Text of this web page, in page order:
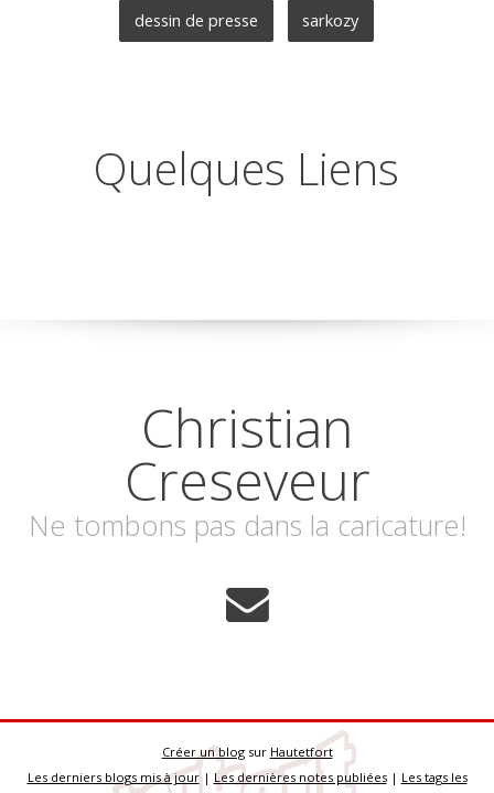
dessin de presse sarkozy
Quelques Liens
Christian
Creseveur
Ne tombons pas dans la caricature!
Créer un blogsur Hautetfort
Les derniers blogs mis à jour| Les dernières notes publiées| Les tags les